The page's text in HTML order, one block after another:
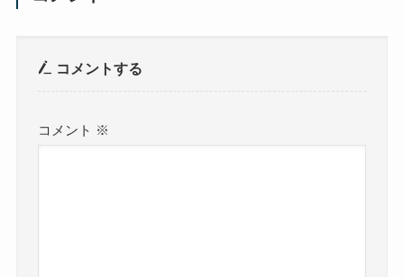
コメントする
コメント ※